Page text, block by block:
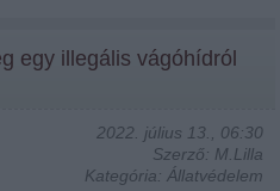
egy illegális vágóhídról
2022. július 13., 06:30
Szerző: M.Lilla
Kategória: Állatvédelem